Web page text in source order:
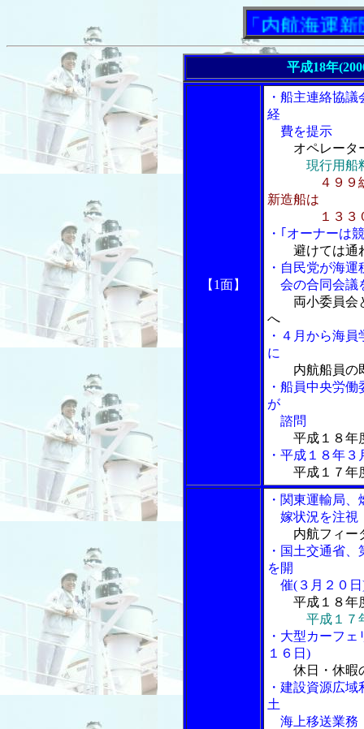
「内航海運新聞」
平成18年
【1面】
・船主連絡協
経
費を提示
オペレータ
現行用船
４９９
新造船は
１３３０
・｢オーナーは
避けては通
・自民党が海
会の合同会議
両小委員会
へ
・４月から海
に
内航船員の
・船員中央労
が
諮問
平成１８年
・平成１８年
平成１７年
・関東運輸局
嫁状況を注視
内航フィー
・国土交通省
を開
催(３月２０日
平成１８年
平成１７
・大型カーフ
１６日)
休日・休暇
・建設資源広
土
海上移送業務